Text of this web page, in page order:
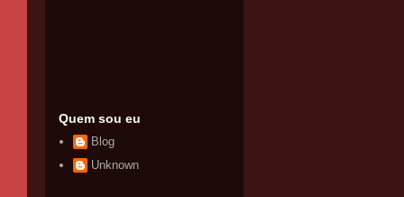
Quem sou eu
Blog
Unknown